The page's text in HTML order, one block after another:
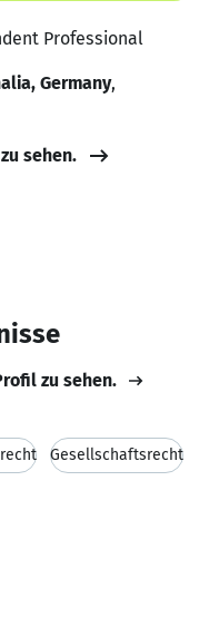
Professional
Germany,
sehen.
zu sehen.
Gesellschaftsrecht